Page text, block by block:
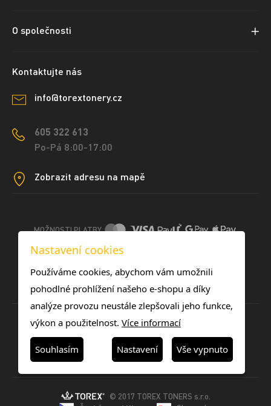
O společnosti
Kontaktujte nás
info@torextonery.cz
605 322 613
Po-Pá 8:00-17:00
Zobrazit adresu na mapě
MOŽNOSTI PLATBY
DOPRAVNÍ METODY
© 2017 TOREX TONERS s.r.o.
Nastavení cookies
Používáme cookies, abychom vám umožnili
pohodlné prohlížení našeho e-shopu a díky
analýze provozu neustále zlepšovali jeho funkce,
výkon a použitelnost. Více informací
Souhlasím Nastavení Vše vypnuto